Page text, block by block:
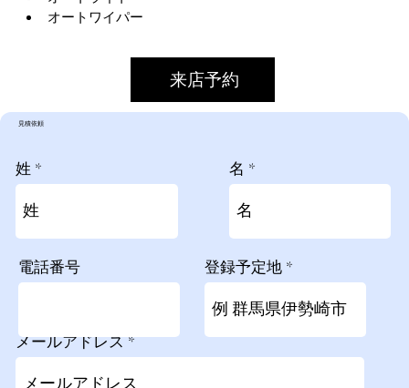
来店予約
メールアドレス
登録予定地
電話番号
名
姓
​見積依頼
オートワイパー